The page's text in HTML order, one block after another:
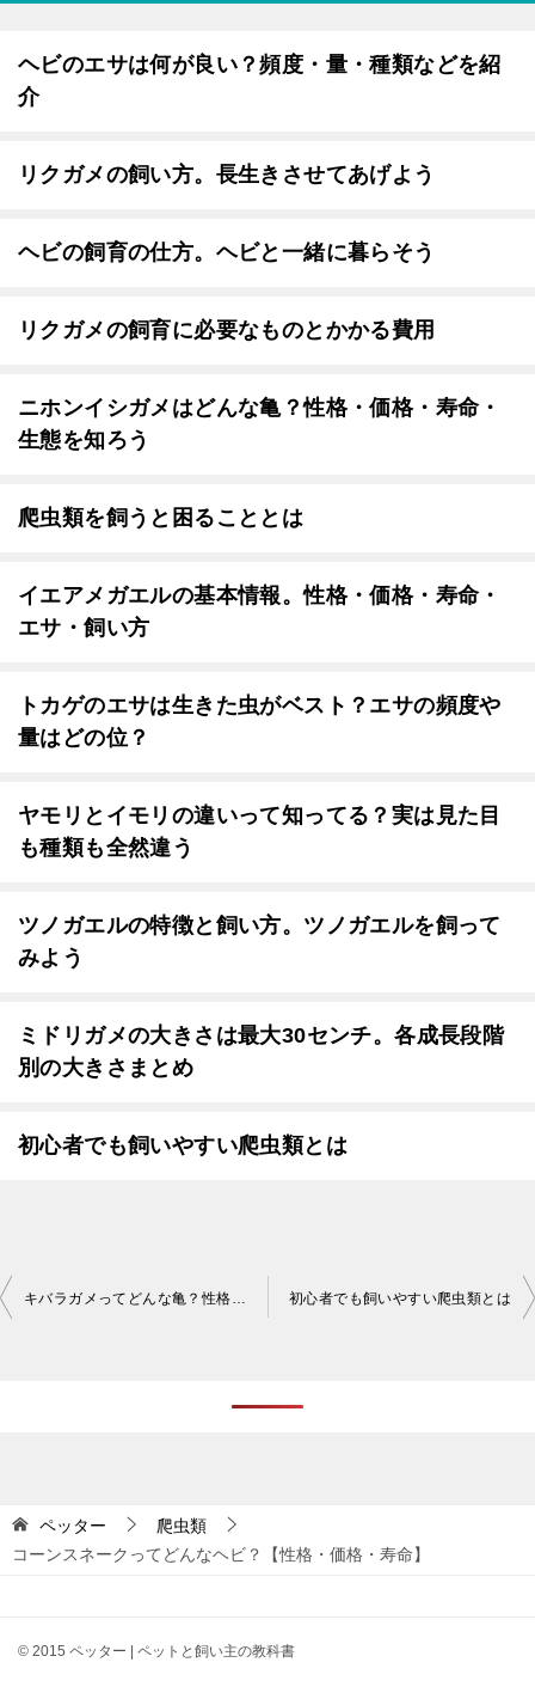
ヘビのエサは何が良い？頻度・量・種類などを紹
介
リクガメの飼い方。長生きさせてあげよう
ヘビの飼育の仕方。ヘビと一緒に暮らそう
リクガメの飼育に必要なものとかかる費用
ニホンイシガメはどんな亀？性格・価格・寿命・
生態を知ろう
爬虫類を飼うと困ることとは
イエアメガエルの基本情報。性格・価格・寿命・
エサ・飼い方
トカゲのエサは生きた虫がベスト？エサの頻度や
量はどの位？
ヤモリとイモリの違いって知ってる？実は見た目
も種類も全然違う
ツノガエルの特徴と飼い方。ツノガエルを飼って
みよう
ミドリガメの大きさは最大30センチ。各成長段階
別の大きさまとめ
初心者でも飼いやすい爬虫類とは
投
シ
ョ
キバラガメってどんな亀？性格・価格・寿命を知ろう 初心者でも飼いやすい爬虫類とは
ペッター
爬虫類
コーンスネークってどんなヘビ？【性格・価格・寿命】
© 2015 ペッター | ペットと飼い主の教科書